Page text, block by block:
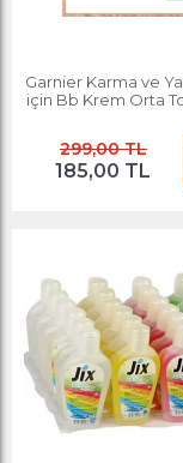
Garnier Karma ve
için Bb Krem Orta
299,00 TL
185,00 TL